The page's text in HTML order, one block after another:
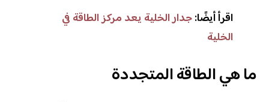
اقرأ أيضًا:جدار الخلية يعد مركز الطاقة في
الخلية
ما هي الطاقة المتجددة